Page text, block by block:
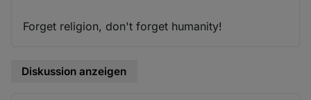
Forget religion, don't forget humanity!
Diskussion anzeigen